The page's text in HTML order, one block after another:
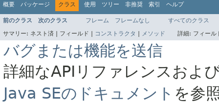
概要 パッケージ クラス 使用 ツリー 非推奨 索引 ヘルプ
前のクラス 次のクラス フレーム フレームなし
すべてのクラス
サマリー: ネスト済 | フィールド | コンストラクタ メソッド 詳細: フィー
バグまたは機能を送信
詳細なAPIリファレンスおよ
Java SEのドキュメント を参